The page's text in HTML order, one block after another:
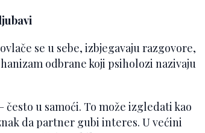
se u sebe, izbjegavaju razgovore,
odbrane koji psiholozi nazivaju
u samoći. To može izgledati kao
da partner gubi interes. U većini